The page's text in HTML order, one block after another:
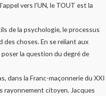
vers l’UN, le TOUT est la
de la psychologie, le processus
des choses. En se reliant aux
la question du degré de
dans la Franc-maçonnerie du XXI
rayonnement citoyen. Jacques